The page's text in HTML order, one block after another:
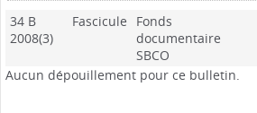
34 B
2008(3)
Fascicule
Fonds
documentaire
SBCO
Aucun dépouillement pour ce bulletin.